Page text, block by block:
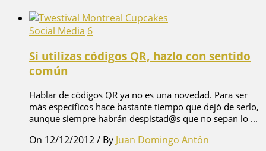
Social Media 6
Si utilizas códigos QR, hazlo con sentido
común
Hablar de códigos QR ya no es una novedad. Para ser
más específicos hace bastante tiempo que dejó de serlo,
aunque siempre habrán despistad@s que no sepan lo ...
On 12/12/2012/ By Juan Domingo Antón